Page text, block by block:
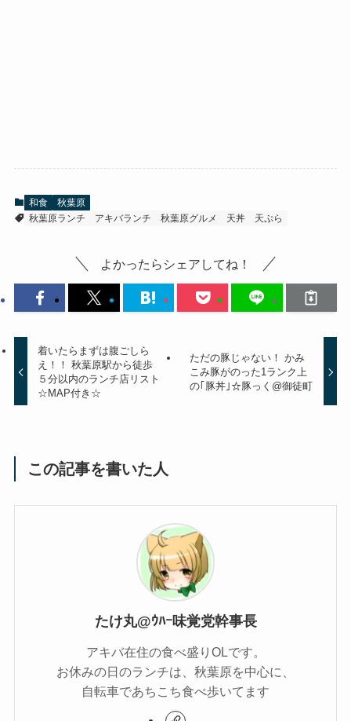
和食
秋葉原
秋葉原ランチ
アキバランチ 秋葉原グルメ 天丼 天ぷら
よかったらシェアしてね！
着いたらまずは腹ごしら
え！！ 秋葉原駅から徒歩
５分以内のランチ店リスト
☆MAP付き☆
ただの豚じゃない！ かみ
こみ豚がのった1ランク上
の｢豚丼｣☆豚っく@御徒町
この記事を書いた人
たけ丸@ｳﾊｰ味覚党幹事長
アキバ在住の食べ盛りOLです。
お休みの日のランチは、秋葉原を中心に、
自転車であちこち食べ歩いてます